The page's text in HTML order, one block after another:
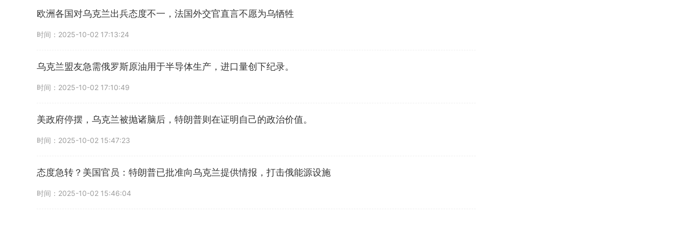
欧洲各国对乌克兰出兵态度不一，法国外交官直言不愿为乌牺牲
时间：2025-10-02 17:13:24
乌克兰盟友急需俄罗斯原油用于半导体生产，进口量创下纪录。
时间：2025-10-02 17:10:49
美政府停摆，乌克兰被抛诸脑后，特朗普则在证明自己的政治价值。
时间：2025-10-02 15:47:23
态度急转？美国官员：特朗普已批准向乌克兰提供情报，打击俄能源设施
时间：2025-10-02 15:46:04